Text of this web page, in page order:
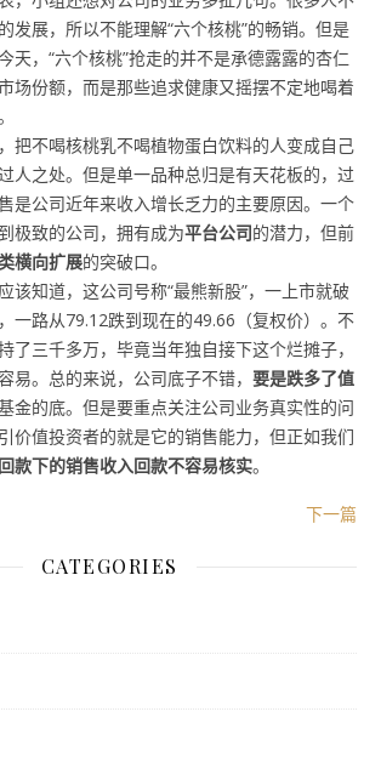
发展，所以不能理解“六个核桃”的畅销。但是
天，“六个核桃”抢走的并不是承德露露的杏仁
场份额，而是那些追求健康又摇摆不定地喝着
把不喝核桃乳不喝植物蛋白饮料的人变成自己
人之处。但是单一品种总归是有天花板的，过
是公司近年来收入增长乏力的主要原因。一个
极致的公司，拥有成为平台公司的潜力，但前
横向扩展的突破口。
该知道，这公司号称“最熊新股”，一上市就破
一路从79.12跌到现在的49.66（复权价）。不
了三千多万，毕竟当年独自接下这个烂摊子，
易。总的来说，公司底子不错， 要是跌多了值
金的底。但是要重点关注公司业务真实性的问
价值投资者的就是它的销售能力，但正如我们
款下的销售收入回款不容易核实。
下一篇
CATEGORIES